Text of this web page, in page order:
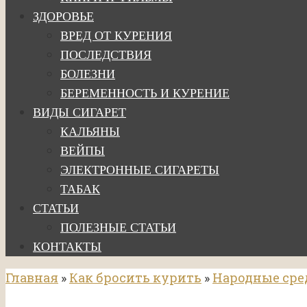
ЗДОРОВЬЕ
ВРЕД ОТ КУРЕНИЯ
ПОСЛЕДСТВИЯ
БОЛЕЗНИ
БЕРЕМЕННОСТЬ И КУРЕНИЕ
ВИДЫ СИГАРЕТ
КАЛЬЯНЫ
ВЕЙПЫ
ЭЛЕКТРОННЫЕ СИГАРЕТЫ
ТАБАК
СТАТЬИ
ПОЛЕЗНЫЕ СТАТЬИ
КОНТАКТЫ
Главная » Как бросить курить » Народные